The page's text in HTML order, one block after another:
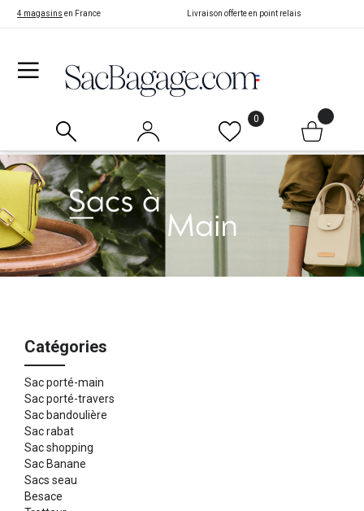
4 magasins en France Livraison offerte en point relais
0
Catégories
Sac porté-main
Sac porté-travers
Sac bandoulière
Sac rabat
Sac shopping
Sac Banane
Sacs seau
Besace